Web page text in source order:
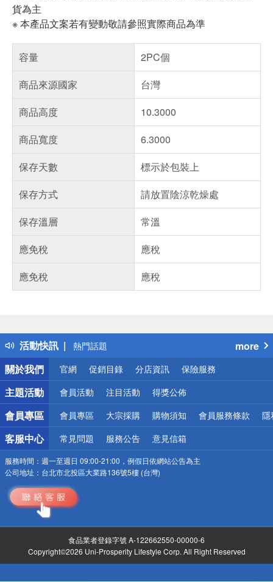
貨為主
※ 本產品文案若有變動敬請參照實際商品為準
容量
2PC個
商品來源國家
台灣
商品高度
10.3000
商品寬度
6.3000
保存天數
標示於包裝上
保存方式
請放置陰涼乾燥處
保存溫層
常溫
應免稅
應稅
應免稅
應稅
活動快訊
得獎公告
熱門話題
銀行優惠
偏遠地區配送
詐騙網頁！請小心！
more
關於我們
官網 促銷目錄 分店資訊 保險服務
主題活動 會員活動 注目活動 得獎公佈
會員專區 會員專區 大宗採購 購物須知 會員服務條款 隱
客服中心 常見問題 服務公告 意見信箱
服務時間： 週一至週日 09:00-21:00，例假日依網站公告為主
公司地址： 台北市北投區大業路136號5樓 (台灣)
食品業者登錄字號 A-122662550-00000-6
Copyright©2026 Uni-Prosperity Lifestyle Corp. All Right Reserved